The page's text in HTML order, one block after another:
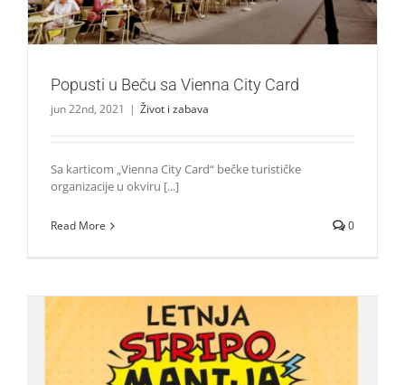
Popusti u Beču sa Vienna City Card
jun 22nd, 2021 | Život i zabava
Sa karticom „Vienna City Card“ bečke turističke
organizacije u okviru [...]
Read More 0